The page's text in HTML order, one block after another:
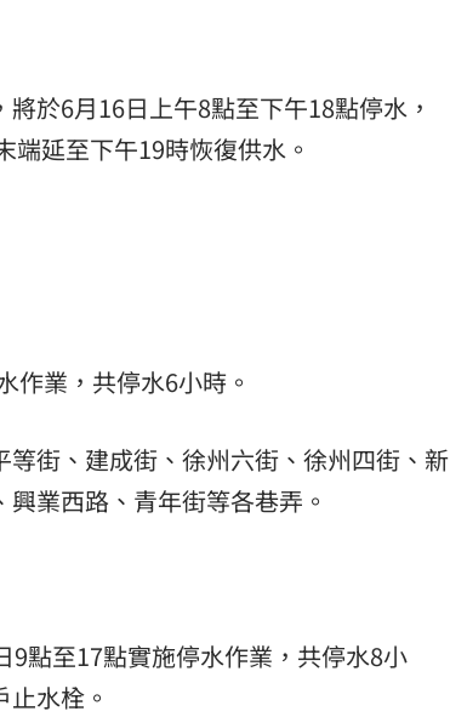
於6月16日上午8點至下午18點停水，
延至下午19時恢復供水。
業，共停水6小時。
街、建成街、徐州六街、徐州四街、新
業西路、青年街等各巷弄。
點至17點實施停水作業，共停水8小
水栓。